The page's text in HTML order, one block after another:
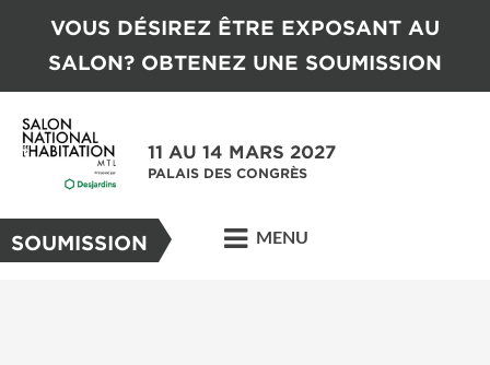
VOUS DÉSIREZ ÊTRE EXPOSANT AU
SALON? OBTENEZ UNE SOUMISSION
11 AU 14 MARS 2027
PALAIS DES CONGRÈS
SOUMISSION MENU